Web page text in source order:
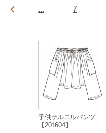
... 7
子供サルエルパンツ
【201604】